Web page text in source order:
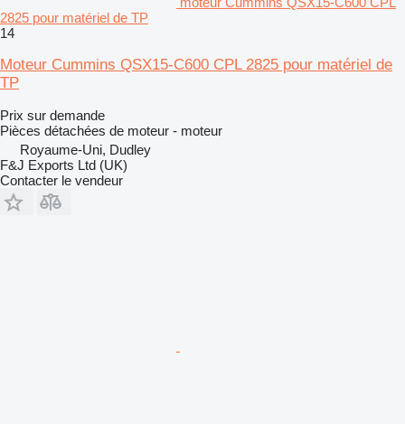
2825 pour matériel de TP
14
Moteur Cummins QSX15-C600 CPL 2825 pour matériel de
TP
Prix sur demande
Pièces détachées de moteur - moteur
Royaume-Uni, Dudley
F&J Exports Ltd (UK)
Contacter le vendeur